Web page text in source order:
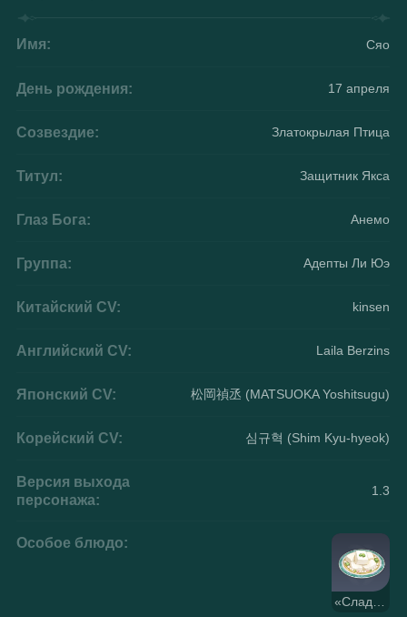
Имя: Сяо
День рождения: 17 апреля
Созвездие: Златокрылая Птица
Титул: Защитник Якса
Глаз Бога: Анемо
Группа: Адепты Ли Юэ
Китайский CV: kinsen
Английский CV: Laila Berzins
Японский CV: 松岡禎丞 (MATSUOKA Yoshitsugu)
Корейский CV: 심규혁 (Shim Kyu-hyeok)
Версия выхода
персонажа:
1.3
Особое блюдо:
«Сладкий сон»